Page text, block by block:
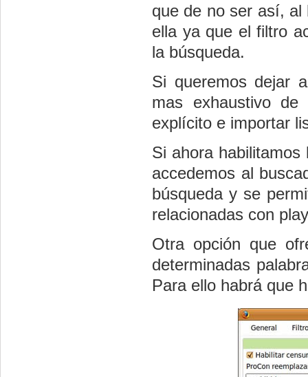
que de no ser así, al
ella ya que el filtro
la búsqueda.
Si queremos dejar
mas exhaustivo
explícito e importar
Si ahora
accedemos al
búsqueda y se
relacionadas con
Otra opción que
determinadas
Para ello habrá que